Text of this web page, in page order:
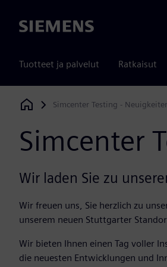
Siemens
Tuotteet ja palvelut Ratkaisut
Siemens Digital Industries Software
Simcenter Testing -
Simcenter
Wir laden Sie zu
Wir freuen uns, Sie herzlich zu
unserem neuen Stuttgarter
Wir bieten Ihnen einen Tag voller
die neuesten Entwicklungen und